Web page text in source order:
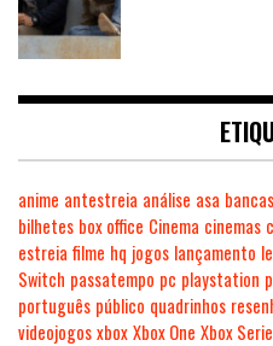
anime antestreia análise asa bancas
bilhetes box office Cinema cinemas
estreia filme hq jogos lançamento
Switch passatempo pc playstation
português público quadrinhos
videojogosxboxXbox One Xbox